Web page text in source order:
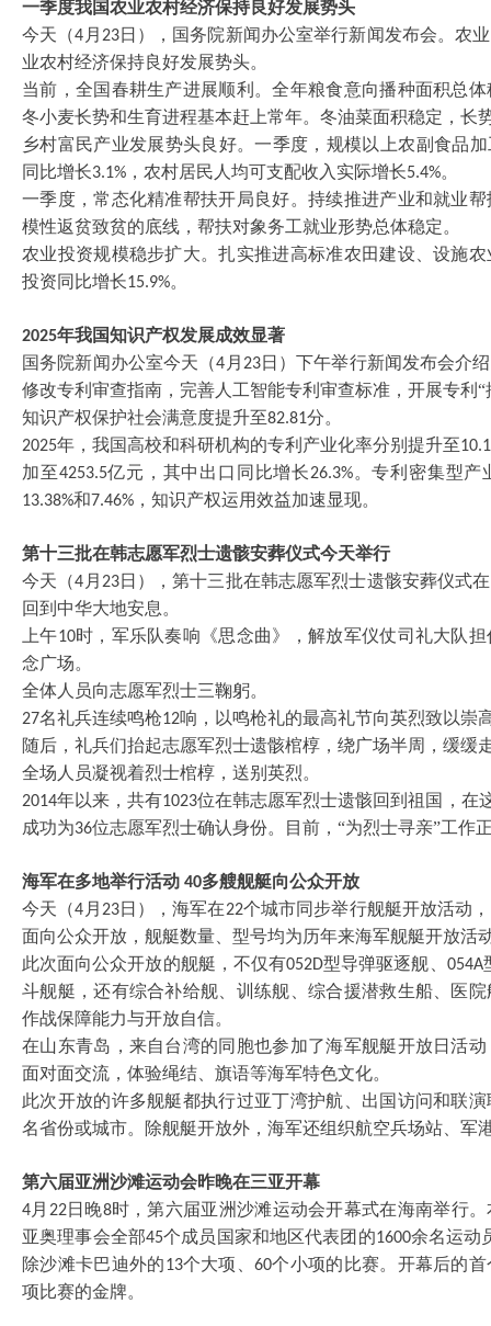
一季度我国农业农村经济保持良好发展势头
今天（4 月 23日），国务院新闻办公室举行新闻发布会。农
业农村经济保持良好发展势头。
当前，全国春耕生产进展顺利。全年粮食意向播种面积总
冬小麦长势和生育进程基本赶上常年。冬油菜面积稳定，长
乡村富民产业发展势头良好。一季度，规模以上农副食品
同比增长3.1% ，农村居民人均可支配收入实际增长5.4%。
一季度，常态化精准帮扶开局良好。持续推进产业和就业
模性返贫致贫的底线，帮扶对象务工就业形势总体稳定。
农业投资规模稳步扩大。扎实推进高标准农田建设、设施
投资同比增长15.9%。
2025年我国知识产权发展成效显著
国务院新闻办公室今天（4 月 23日）下午举行新闻发布会介
修改专利审查指南，完善人工智能专利审查标准，开展专利
知识产权保护社会满意度提升至82.81分。
2025年，我国高校和科研机构的专利产业化率分别提升至
加至4253.5亿元，其中出口同比增长26.3%。专利密集型产
13.38%和7.46% ，知识产权运用效益加速显现。
第十三批在韩志愿军烈士遗骸安葬仪式今天举行
今天（4 月 23日），第十三批在韩志愿军烈士遗骸安葬仪式
回到中华大地安息。
上午10时，军乐队奏响《思念曲》，解放军仪仗司礼大队
念广场。
全体人员向志愿军烈士三鞠躬。
27名礼兵连续鸣枪12响，以鸣枪礼的最高礼节向英烈致以崇
随后，礼兵们抬起志愿军烈士遗骸棺椁，绕广场半周，缓缓
全场人员凝视着烈士棺椁，送别英烈。
2014年以来，共有1023位在韩志愿军烈士遗骸回到祖国，在
成功为36位志愿军烈士确认身份。目前，“为烈士寻亲”工作
海军在多地举行活动 40多艘舰艇向公众开放
今天（4 月 23日），海军在22个城市同步举行舰艇开放活动，
面向公众开放，舰艇数量、型号均为历年来海军舰艇开放活
此次面向公众开放的舰艇，不仅有052D型导弹驱逐舰、 054A
斗舰艇，还有综合补给舰、训练舰、综合援潜救生船、医
作战保障能力与开放自信。
在山东青岛，来自台湾的同胞也参加了海军舰艇开放日活
面对面交流，体验绳结、旗语等海军特色文化。
此次开放的许多舰艇都执行过亚丁湾护航、出国访问和联
名省份或城市。除舰艇开放外，海军还组织航空兵场站、军
第六届亚洲沙滩运动会昨晚在三亚开幕
4月 22日晚8时，第六届亚洲沙滩运动会开幕式在海南举行
亚奥理事会全部45个成员国家和地区代表团的1600余名运动
除沙滩卡巴迪外的13个大项、60个小项的比赛。开幕后的
项比赛的金牌。